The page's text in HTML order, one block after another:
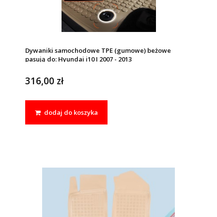
Dywaniki samochodowe TPE (gumowe) beżowe
pasują do: Hyundai i10 I 2007 - 2013
316,00 zł
dodaj do koszyka